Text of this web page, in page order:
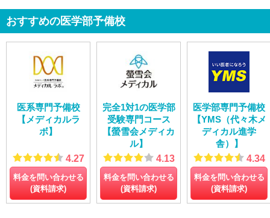
おすすめの医学部予備校
医系専門予備校
【メディカルラ
ボ】
4.27
料金を問い合わせる
(資料請求)
完全1対1の医学部
受験専門コース
【螢雪会メディカ
ル】
4.13
料金を問い合わせる
(資料請求)
医学部専門予備校
【YMS（代々木メ
ディカル進学
舎）】
4.34
料金を問い合わせる
(資料請求)